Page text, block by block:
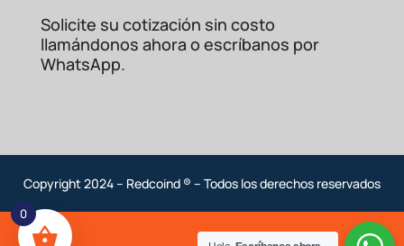
Solicite su cotización sin costo
llamándonos ahora o escríbanos por
WhatsApp.
Copyright 2024 – Redcoind ® – Todos los derechos reservados
0